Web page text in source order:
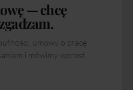
— chcę
umowy o pracę
i mówimy wprost,